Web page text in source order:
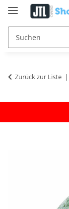
Zurück zur Liste